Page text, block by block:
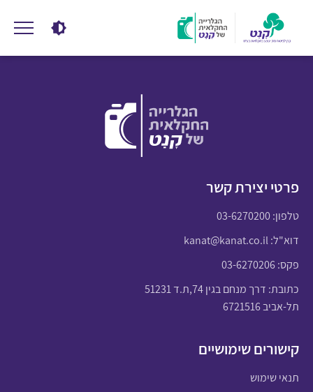
פרטי יצירת קשר
טלפון:03-6270200
דוא"ל:kanat@kanat.co.il
פקס: 03-6270206
כתובת: דרך מנחם בגין 74,ת.ד 51231
תל-אביב 6721516
קישורים שימושיים
תנאי שימוש